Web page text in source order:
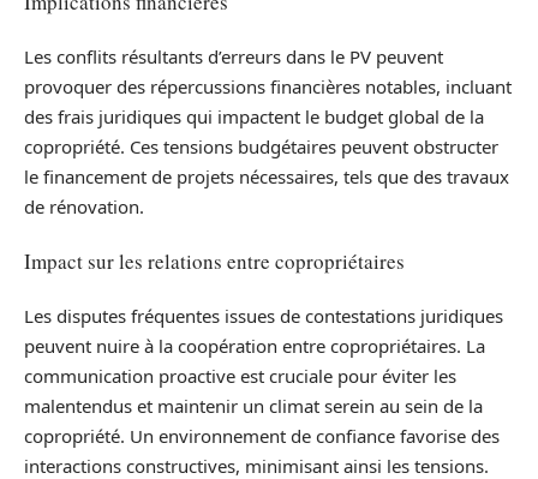
Les conflits résultants d’erreurs dans le PV peuvent
provoquer des répercussions financières notables, incluant
des frais juridiques qui impactent le budget global de la
copropriété. Ces tensions budgétaires peuvent obstructer
le financement de projets nécessaires, tels que des travaux
de rénovation.
Impact sur les relations entre copropriétaires
Les disputes fréquentes issues de contestations juridiques
peuvent nuire à la coopération entre copropriétaires. La
communication proactive est cruciale pour éviter les
malentendus et maintenir un climat serein au sein de la
copropriété. Un environnement de confiance favorise des
interactions constructives, minimisant ainsi les tensions.